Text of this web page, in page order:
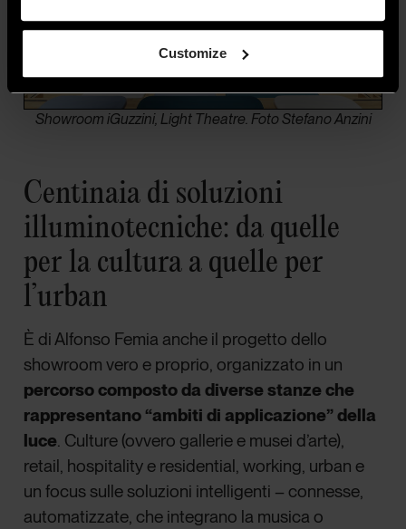
Customize
Showroom iGuzzini, Light Theatre. Foto Stefano Anzini
Centinaia di soluzioni
illuminotecniche: da quelle
per la cultura a quelle per
l’urban
È di Alfonso Femia anche il progetto dello
showroom vero e proprio, organizzato in un
percorso composto da diverse stanze che
rappresentano “ambiti di applicazione” della
luce. Culture (ovvero gallerie e musei d’arte),
retail, hospitality e residential, working, urban e
un focus sulle soluzioni intelligenti – connesse,
automatizzate, che integrano la musica o